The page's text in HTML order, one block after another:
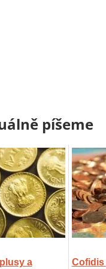
píšeme
a
Cofidis